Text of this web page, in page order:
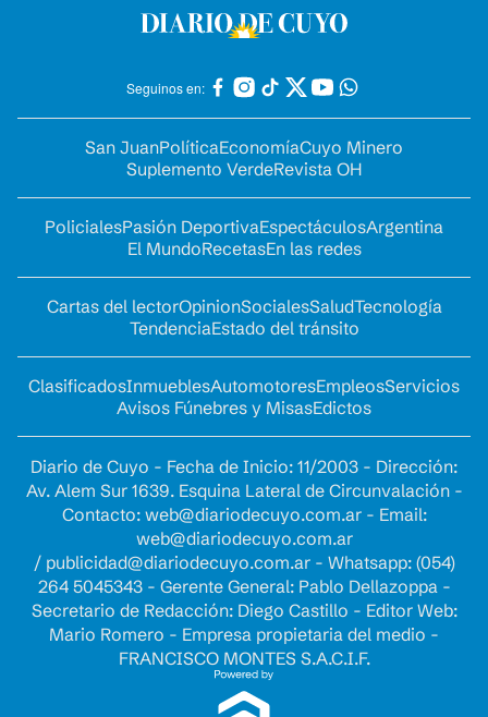
Seguinos en:
San JuanPolíticaEconomíaCuyo Minero
Suplemento VerdeRevista OH
PolicialesPasión DeportivaEspectáculosArgentina
El MundoRecetasEn las redes
Cartas del lectorOpinionSocialesSaludTecnología
TendenciaEstado del tránsito
ClasificadosInmueblesAutomotoresEmpleosServicios
Avisos Fúnebres y MisasEdictos
Diario de Cuyo - Fecha de Inicio: 11/2003 - Dirección:
Av. Alem Sur 1639. Esquina Lateral de Circunvalación -
Contacto: web@diariodecuyo.com.ar- Email:
web@diariodecuyo.com.ar
/ publicidad@diariodecuyo.com.ar- Whatsapp: (054)
264 5045343 - Gerente General: Pablo Dellazoppa -
Secretario de Redacción: Diego Castillo - Editor Web:
Mario Romero - Empresa propietaria del medio -
FRANCISCO MONTES S.A.C.I.F.